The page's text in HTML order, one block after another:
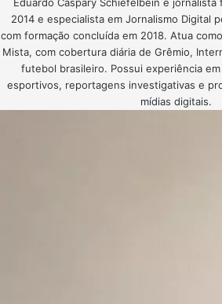
Eduardo Caspary Schiefelbein é jornalista
2014 e especialista em Jornalismo Digital
com formação concluída em 2018. Atua
Mista, com cobertura diária de Grêmio,
futebol brasileiro. Possui experiência
esportivos, reportagens investigativas e
mídias digitais.